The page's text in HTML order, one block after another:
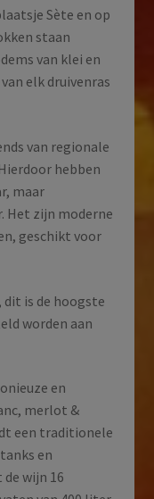
Sète en op
staan
van klei en
elk druivenras
van regionale
hebben
maar
zijn moderne
geschikt voor
dit is de hoogste
worden aan
en
merlot &
een traditionele
en
wijn 16